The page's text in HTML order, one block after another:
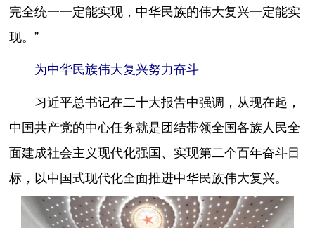
完全统一一定能实现，中华民族的伟大复兴一定能实
现。”
为中华民族伟大复兴努力奋斗
习近平总书记在二十大报告中强调，从现在起，
中国共产党的中心任务就是团结带领全国各族人民全
面建成社会主义现代化强国、实现第二个百年奋斗目
标，以中国式现代化全面推进中华民族伟大复兴。